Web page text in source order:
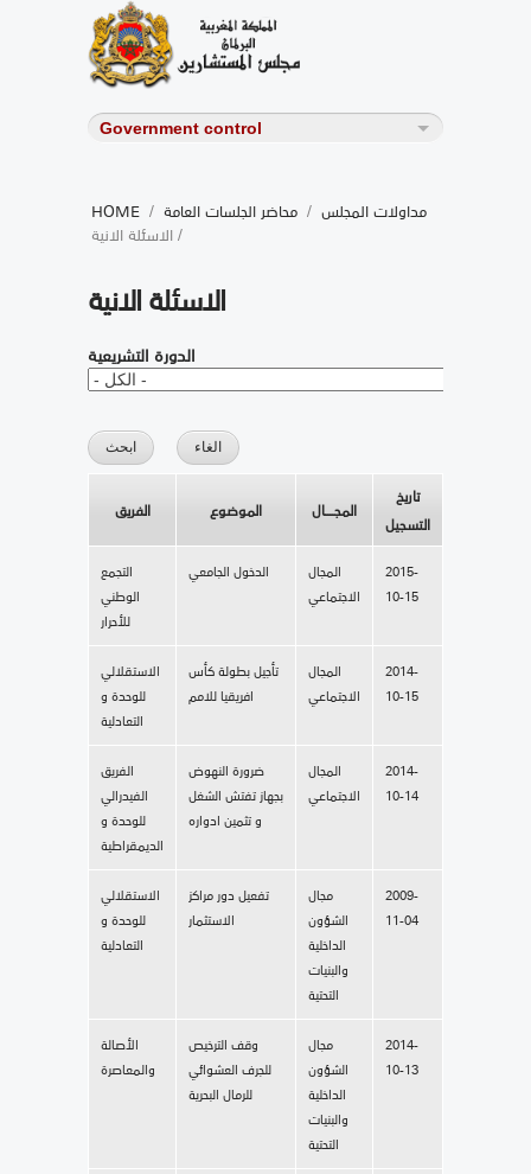
HOME / مداولات المجلس / محاضر الجلسات العامة
/ الاسئلة الانية
الاسئلة الانية
الدورة التشريعية
الفريق الموضوع المجــــال
تاريخ
التسجيل
التجمع
الوطني
للأحرار
الدخول الجامعي
المجال
الاجتماعي
2015-
10-15
الاستقلالي
للوحدة و
التعادلية
تأجيل بطولة كأس
افريقيا للامم
المجال
الاجتماعي
2014-
10-15
الفريق
الفيدرالي
للوحدة و
الديمقراطية
ضرورة النهوض
بجهاز تفتش الشغل
و تثمين ادواره
المجال
الاجتماعي
2014-
10-14
الاستقلالي
للوحدة و
التعادلية
تفعيل دور مراكز
الاستثمار
مجال
الشؤون
الداخلية
والبنيات
التحتية
2009-
11-04
الأصالة
والمعاصرة
وقف الترخيص
للجرف العشوائي
للرمال البحرية
مجال
الشؤون
الداخلية
والبنيات
التحتية
2014-
10-13